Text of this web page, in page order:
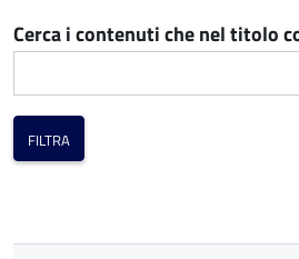
Cerca i contenuti che nel titolo